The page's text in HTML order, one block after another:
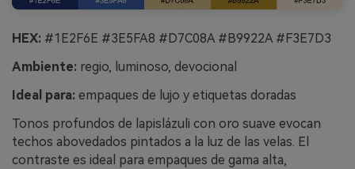
HEX: #1E2F6E #3E5FA8 #D7C08A #B9922A #F3E7D3
Ambiente: regio, luminoso, devocional
Ideal para: empaques de lujo y etiquetas doradas
Tonos profundos de lapislázuli con oro suave evocan
techos abovedados pintados a la luz de las velas. El
contraste es ideal para empaques de gama alta,